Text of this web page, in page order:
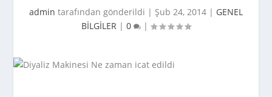
admin tarafından gönderildi | Şub 24, 2014 | GENEL
BİLGİLER | 0 |